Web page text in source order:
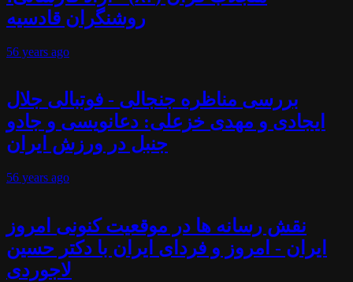
روشنگران قادسیه
56 years ago
بررسی مناظره جنجالی - فوتبالی جلال
ایجادی و مهدی خزعلی: دعانویسی و جادو
جنبل در ورزش ایران
56 years ago
نقش رسانه ها در موقعیت کنونی امروز
ایران - امروز و فردای ایران با دکتر حسین
لاجوردی